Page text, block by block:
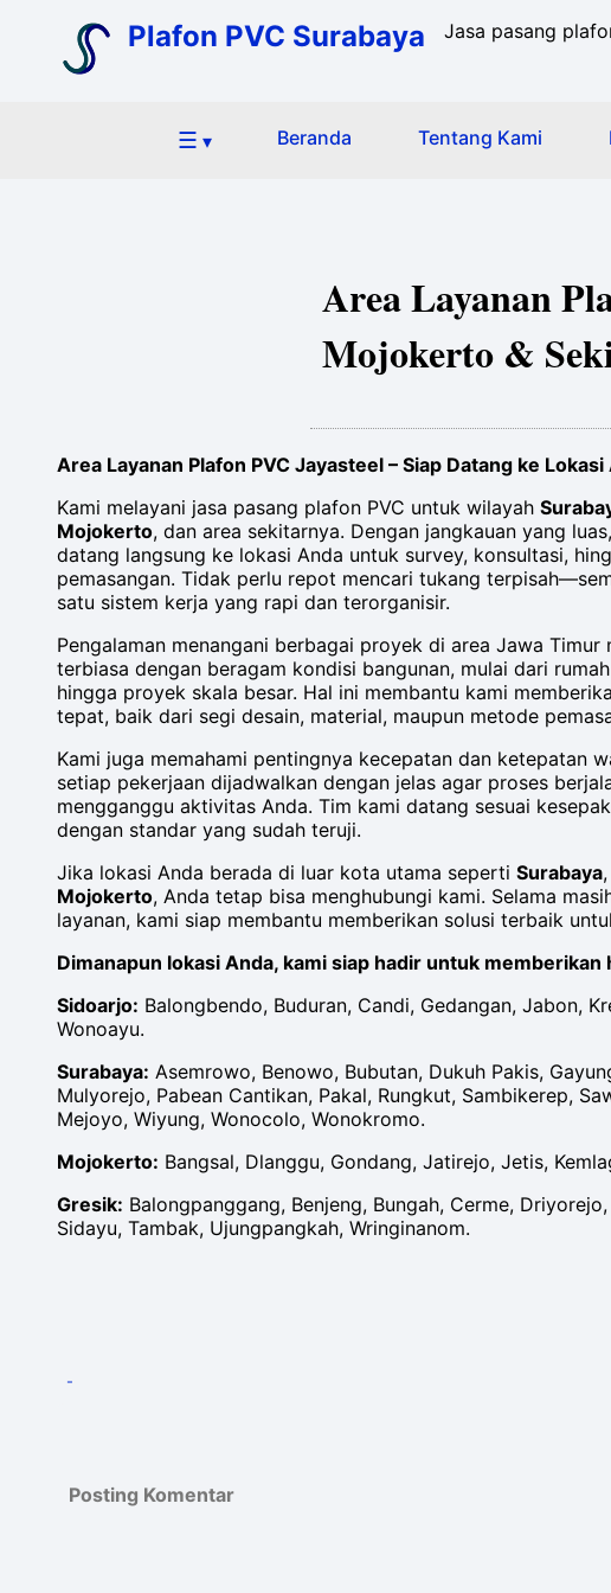
Plafon PVC Surabaya Jasa pasang
☰ ▾ Beranda Tentang Kami
Area Layanan
Mojokerto &
Area Layanan Plafon PVC Jayasteel – Siap Datang ke Lokasi
Kami melayani jasa pasang plafon PVC untuk wilayah
Mojokerto, dan area sekitarnya. Dengan jangkauan yang
datang langsung ke lokasi Anda untuk survey, konsultasi,
pemasangan. Tidak perlu repot mencari tukang
satu sistem kerja yang rapi dan terorganisir.
Pengalaman menangani berbagai proyek di area Jawa Timur
terbiasa dengan beragam kondisi bangunan, mulai dari
hingga proyek skala besar. Hal ini membantu kami
tepat, baik dari segi desain, material, maupun metode
Kami juga memahami pentingnya kecepatan dan ketepatan
setiap pekerjaan dijadwalkan dengan jelas agar proses
mengganggu aktivitas Anda. Tim kami datang sesuai
dengan standar yang sudah teruji.
Jika lokasi Anda berada di luar kota utama seperti Surabaya,
Mojokerto, Anda tetap bisa menghubungi kami. Selama
layanan, kami siap membantu memberikan solusi terbaik
Dimanapun lokasi Anda, kami siap hadir untuk
Sidoarjo: Balongbendo, Buduran, Candi, Gedangan, Jabon,
Wonoayu.
Surabaya: Asemrowo, Benowo, Bubutan, Dukuh Pakis,
Mulyorejo, Pabean Cantikan, Pakal, Rungkut, Sambikerep,
Mejoyo, Wiyung, Wonocolo, Wonokromo.
Mojokerto: Bangsal, Dlanggu, Gondang, Jatirejo, Jetis,
Gresik: Balongpanggang, Benjeng, Bungah, Cerme,
Sidayu, Tambak, Ujungpangkah, Wringinanom.
-
Posting Komentar